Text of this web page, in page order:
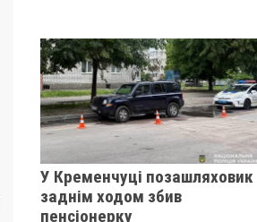
У Кременчуці позашляховик
заднім ходом збив
пенсіонерку